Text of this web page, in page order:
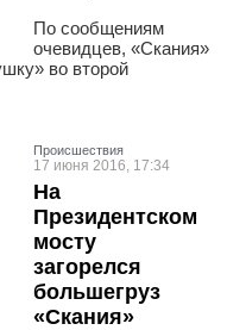
По сообщениям
очевидцев, «Скания»
во второй
Проиcшествия
17 июня 2016, 17:34
На
Президентском
мосту
загорелся
большегруз
«Скания»